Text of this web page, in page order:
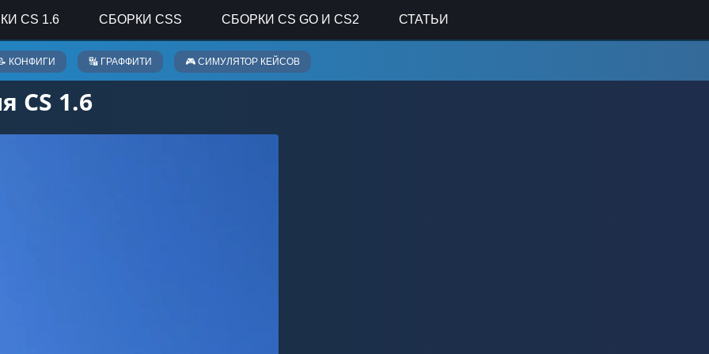
CS 1.6 СБОРКИ CSS СБОРКИ CS GO И CS2 СТАТЬИ
КОНФИГИ 🔣 ГРАФФИТИ 🎮 СИМУЛЯТОР КЕЙСОВ
CS 1.6